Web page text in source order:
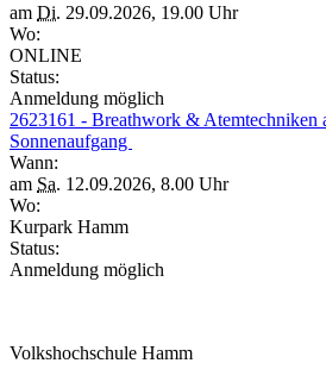
am Di. 29.09.2026, 19.00 Uhr
Wo:
ONLINE
Status:
Anmeldung möglich
2623161 - Breathwork & Atemtechniken
Sonnenaufgang
Wann:
am Sa. 12.09.2026, 8.00 Uhr
Wo:
Kurpark Hamm
Status:
Anmeldung möglich
Volkshochschule Hamm